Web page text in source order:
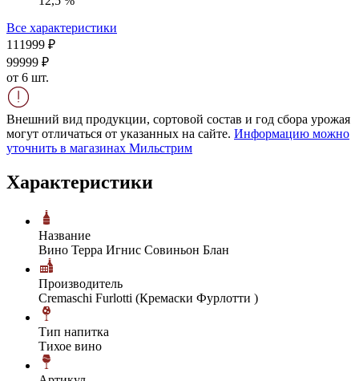
Все характеристики
111999 ₽
99999 ₽
от 6 шт.
Внешний вид продукции, сортовой состав и год сбора урожая
могут отличаться от указанных на сайте. Информацию можно
уточнить в магазинах Мильстрим
Характеристики
Название
Вино Терра Игнис Совиньон Блан
Производитель
Cremaschi Furlotti (Кремаски Фурлотти )
Тип напитка
Тихое вино